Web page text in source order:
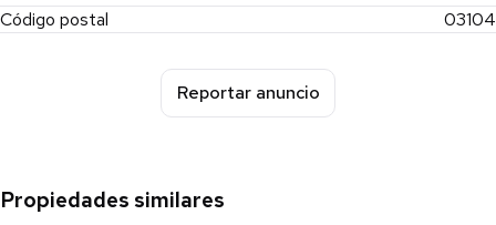
Código postal
03104
Reportar anuncio
Propiedades similares